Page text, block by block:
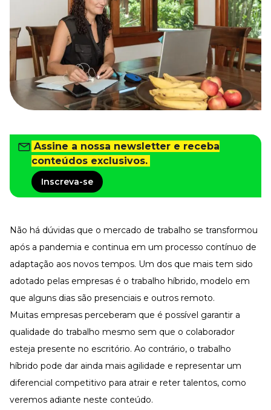
Tudo para facilitar a rotina
Imprensa
VR na Imprensa
Cursos
Cursos
Departamento Pessoal
Para simplificar os processos
Gestão de Empresas e Negócios
Eleve os resultados da organização
Recursos Humanos
Fortaleça a cultura organizacional
Treinamento de Produto
Materiais Gratuitos
Materiais Gratuitos
Todos os Materiais Gratuitos
Confira nossos materiais
Aprofunde seu conhecimento
Assine a nossa newsletter e receba
conteúdos exclusivos.
Inscreva-se
Não há dúvidas que o mercado de trabalho se transformou
após a pandemia e continua em um processo contínuo de
adaptação aos novos tempos. Um dos que mais tem sido
adotado pelas empresas é o trabalho híbrido, modelo em
que alguns dias são presenciais e outros remoto.
Muitas empresas perceberam que é possível garantir a
qualidade do trabalho mesmo sem que o colaborador
esteja presente no escritório. Ao contrário, o trabalho
híbrido pode dar ainda mais agilidade e representar um
diferencial competitivo para atrair e reter talentos, como
veremos adiante neste conteúdo.